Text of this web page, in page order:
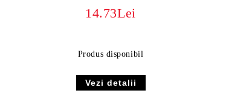
14.73Lei
Produs disponibil
Vezi detalii